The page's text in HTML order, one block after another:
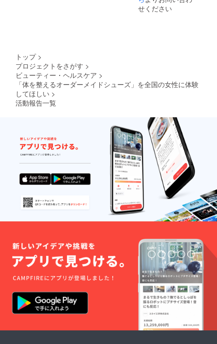
14:30
12月13
好きな
日程が
し・あ
るく診
断」を
お選び
くださ
い。マ
ンツー
マンで
対応さ
せてい
ただき
ます。
〇場所
東京都
日本橋
人形町
2-10-4
ENOX
ビル2階
（人形
町駅徒
歩2分）
アン
テ
ディ
サロン
ること
ウォー
いてい
ます。
・自宅
ででき
るテー
ピング
も指導
しま
す。 ・
変化に
対応で
きる、
３ヶ月
間の無
き。 ほ
んの
１ヶ月
で土踏
まずが
改善
し、足
の疲れ
を感じ
なく
り、外
容 【く
つ美整
格・構
な足ト
ラブル
の原因
と改善
策 ●
シュー
ズ基礎
・靴の
構造と
機能 ・
正しい
靴の選
び方 ・
足によ
い靴 ・
外反母
趾を予
防する
靴 ・正
しい靴
とのつ
きあい
方 ●イ
・足の
すの
で、１
セリン
ますの
で、整
体院・
整骨
院・エ
ステサ
ロンな
どのプ
ラスメ
ニュー
として
おすす
めで
す。 ●
ト
チェッ
ク ・靴
から足
の弱点
を見極
める ・
フット
プリン
・足指
更いた
だく
手数料
せください
トップ >
プロジェクトをさがす >
ビューティー・ヘルスケア >
「体を整えるオーダーメイドシューズ」を全国の女性に体験
してほしい >
活動報告一覧